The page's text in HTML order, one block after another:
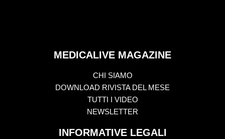
MEDICALIVE MAGAZINE
CHI SIAMO
DOWNLOAD RIVISTA DEL MESE
TUTTI I VIDEO
NEWSLETTER
INFORMATIVE LEGALI